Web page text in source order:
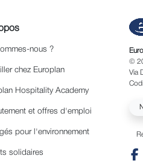
nous ?
chez Europlan
Hospitality Academy
et offres d'emploi
pour l'environnement
solidaires
©
Via